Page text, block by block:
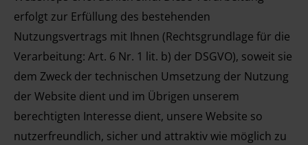
erfolgt zur Erfüllung des bestehenden
Nutzungsvertrags mit Ihnen (Rechtsgrundlage für die
Verarbeitung: Art. 6 Nr. 1 lit. b) der DSGVO), soweit sie
dem Zweck der technischen Umsetzung der Nutzung
der Website dient und im Übrigen unserem
berechtigten Interesse dient, unsere Website so
nutzerfreundlich, sicher und attraktiv wie möglich zu